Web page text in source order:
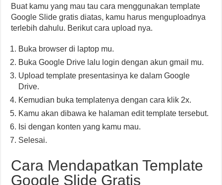
Buat kamu yang mau tau cara menggunakan template
Google Slide gratis diatas, kamu harus menguploadnya
terlebih dahulu. Berikut cara upload nya.
Buka browser di laptop mu.
Buka Google Drive lalu login dengan akun gmail mu.
Upload template presentasinya ke dalam Google
Drive.
Kemudian buka templatenya dengan cara klik 2x.
Kamu akan dibawa ke halaman edit template tersebut.
Isi dengan konten yang kamu mau.
Selesai.
Cara Mendapatkan Template
Google Slide Gratis